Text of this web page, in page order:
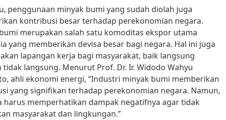
penggunaan minyak bumi yang sudah diolah juga
kontribusi besar terhadap perekonomian negara.
merupakan salah satu komoditas ekspor utama
yang memberikan devisa besar bagi negara. Hal ini juga
lapangan kerja bagi masyarakat, baik langsung
tidak langsung. Menurut Prof. Dr. Ir. Widodo Wahyu
ahli ekonomi energi, “Industri minyak bumi memberikan
yang signifikan terhadap perekonomian negara. Namun,
harus memperhatikan dampak negatifnya agar tidak
masyarakat dan lingkungan.”